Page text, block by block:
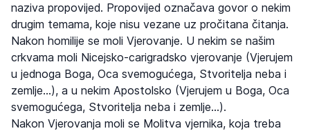
naziva propovijed. Propovijed označava govor o nekim
drugim temama, koje nisu vezane uz pročitana čitanja.
Nakon homilije se moli Vjerovanje. U nekim se našim
crkvama moli Nicejsko-carigradsko vjerovanje (Vjerujem
u jednoga Boga, Oca svemogućega, Stvoritelja neba i
zemlje…), a u nekim Apostolsko (Vjerujem u Boga, Oca
svemogućega, Stvoritelja neba i zemlje…).
Nakon Vjerovanja moli se Molitva vjernika, koja treba